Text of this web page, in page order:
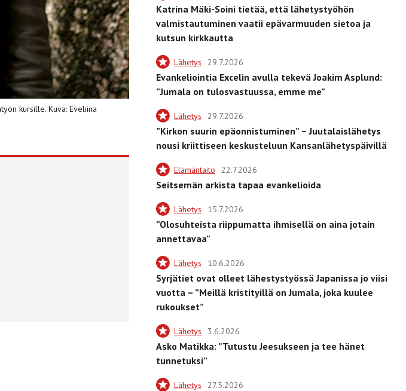
kursille. Kuva: Eveliina
Katrina Mäki-Soini tietää, että lähetystyöhön
valmistautuminen vaatii epävarmuuden sietoa ja
kutsun kirkkautta
Lähetys 29.7.2026
Evankeliointia Excelin avulla tekevä Joakim Asplund:
”Jumala on tulosvastuussa, emme me”
Lähetys 29.7.2026
”Kirkon suurin epäonnistuminen” – Juutalaislähetys
nousi kriittiseen keskusteluun Kansanlähetyspäivillä
Elämäntaito 22.7.2026
Seitsemän arkista tapaa evankelioida
Lähetys 15.7.2026
”Olosuhteista riippumatta ihmisellä on aina jotain
annettavaa”
Lähetys 10.6.2026
Syrjätiet ovat olleet lähestystyössä Japanissa jo viisi
vuotta – ”Meillä kristityillä on Jumala, joka kuulee
rukoukset”
Lähetys 3.6.2026
Asko Matikka: ”Tutustu Jeesukseen ja tee hänet
tunnetuksi”
Lähetys 27.5.2026